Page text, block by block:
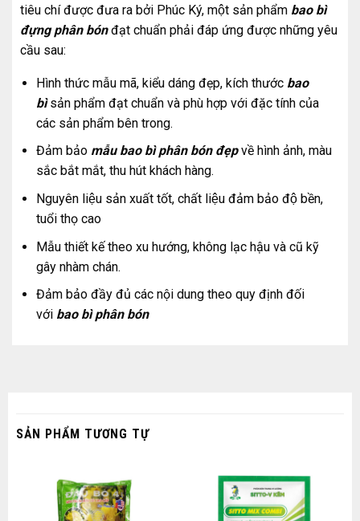
tiêu chí được đưa ra bởi Phúc Ký, một sản phẩm bao bì
đựng phân bónđạt chuẩn phải đáp ứng được những yêu
cầu sau:
Hình thức mẫu mã, kiểu dáng đẹp, kích thước bao
bìsản phẩm đạt chuẩn và phù hợp với đặc tính của
các sản phẩm bên trong.
Đảm bảo mẫu bao bì phân bón đẹpvề hình ảnh, màu
sắc bắt mắt, thu hút khách hàng.
Nguyên liệu sản xuất tốt, chất liệu đảm bảo độ bền,
tuổi thọ cao
Mẫu thiết kế theo xu hướng, không lạc hậu và cũ kỹ
gây nhàm chán.
Đảm bảo đầy đủ các nội dung theo quy định đối
với bao bì phân bón
SẢN PHẨM TƯƠNG TỰ